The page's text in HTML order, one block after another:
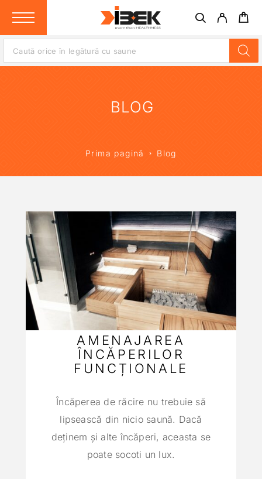
BLOG
Prima pagină Blog
AMENAJAREA
ÎNCĂPERILOR
FUNCȚIONALE
Încăperea de răcire nu trebuie să
lipsească din nicio saună. Dacă
deţinem şi alte încăperi, aceasta se
poate socoti un lux.